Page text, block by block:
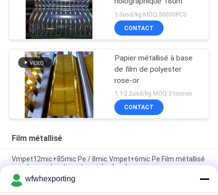
1-3usd/kg MOQ:50000PCS
CONTACT
Papier métallisé à base
de film de polyester
rose-or
1.1-2.2usd/kg MOQ:3 tonnes
CONTACT
Film métallisé
Vmpet12mic+85mic Pe / 8mic Vmpet+6mic Pe Film métallisé
pour la construction et sous le plancher
Ruloir de film de stratification en argent / couleur personnalisé
wfwhexporting